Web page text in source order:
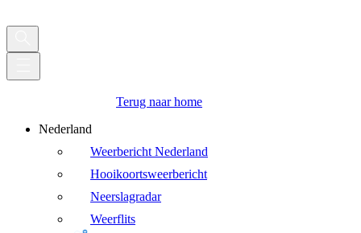
Terug naar home
Nederland
Weerbericht Nederland
Hooikoortsweerbericht
Neerslagradar
Weerflits